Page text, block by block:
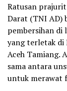
Ratusan
Darat (TNI AD)
pembersihan di
yang terletak di
Aceh Tamiang.
sama antara
untuk merawat